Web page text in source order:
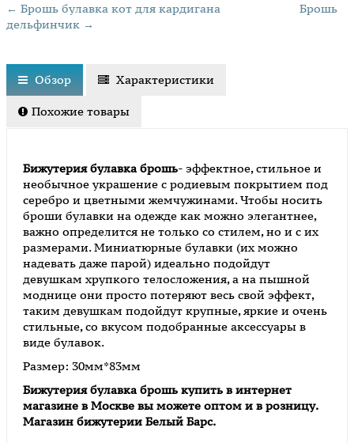
← Брошь булавка кот для кардигана
Брошь
дельфинчик →
Обзор Характеристики
Похожие товары
Бижутерия булавка брошь- эффектное, стильное и
необычное украшение с родиевым покрытием под
серебро и цветными жемчужинами. Чтобы носить
броши булавки на одежде как можно элегантнее,
важно определится не только со стилем, но и с их
размерами. Миниатюрные булавки (их можно
надевать даже парой) идеально подойдут
девушкам хрупкого телосложения, а на пышной
моднице они просто потеряют весь свой эффект,
таким девушкам подойдут крупные, яркие и очень
стильные, со вкусом подобранные аксессуары в
виде булавок.
Размер: 30мм*83мм
Бижутерия булавка брошь купить в интернет
магазине в Москве вы можете оптом и в розницу.
Магазин бижутерии Белый Барс.